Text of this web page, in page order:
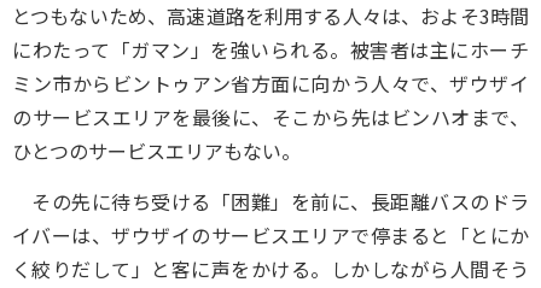
とつもないため、高速道路を利用する人々は、およそ3時間
にわたって「ガマン」を強いられる。被害者は主にホーチ
ミン市からビントゥアン省方面に向かう人々で、ザウザイ
のサービスエリアを最後に、そこから先はビンハオまで、
ひとつのサービスエリアもない。
その先に待ち受ける「困難」を前に、長距離バスのドラ
イバーは、ザウザイのサービスエリアで停まると「とにか
く絞りだして」と客に声をかける。しかしながら人間そう